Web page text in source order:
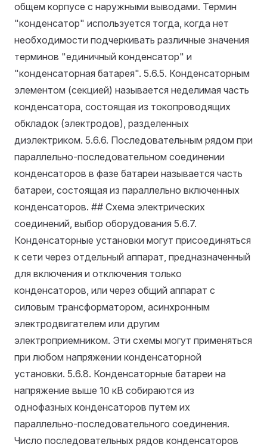
общем корпусе с наружными выводами. Термин
"конденсатор" используется тогда, когда нет
необходимости подчеркивать различные значения
терминов "единичный конденсатор" и
"конденсаторная батарея". 5.6.5. Конденсаторным
элементом (секцией) называется неделимая часть
конденсатора, состоящая из токопроводящих
обкладок (электродов), разделенных
диэлектриком. 5.6.6. Последовательным рядом при
параллельно-последовательном соединении
конденсаторов в фазе батареи называется часть
батареи, состоящая из параллельно включенных
конденсаторов. ## Схема электрических
соединений, выбор оборудования 5.6.7.
Конденсаторные установки могут присоединяться
к сети через отдельный аппарат, предназначенный
для включения и отключения только
конденсаторов, или через общий аппарат с
силовым трансформатором, асинхронным
электродвигателем или другим
электроприемником. Эти схемы могут применяться
при любом напряжении конденсаторной
установки. 5.6.8. Конденсаторные батареи на
напряжение выше 10 кВ собираются из
однофазных конденсаторов путем их
параллельно-последовательного соединения.
Число последовательных рядов конденсаторов